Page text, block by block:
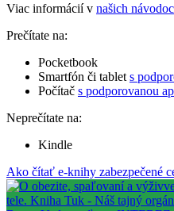
Viac informácií v našich
Prečítate na:
Pocketbook
Smartfón či tablet s
Počítač s podporovanou
Neprečítate na:
Kindle
Ako čítať e-knihy zabezpečené